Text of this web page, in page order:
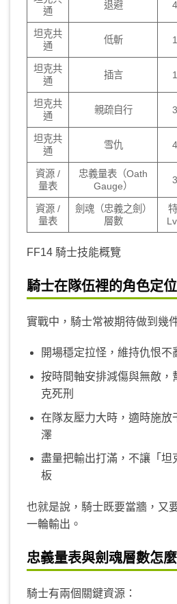
通
退避
坦克共
通
低斬
坦克共
通
插言
坦克共
通
親疏自行
坦克共
通
雪仇
資源 /
量表
忠義量表（Oath
Gauge）
資源 /
量表
劍魂（忠義之劍）
層數
FF14 騎士技能概覽
騎士在隊伍裡的角色定位
實戰中，騎士常被期待做到幾
開場穩定拉怪，維持仇恨不
按時間軸安排減傷與無敵，
克死刑
在隊友壓力大時，適時施放
澤
盡量把輸出打滿，不讓「坦
板
也就是說，騎士既要當牆，又
一輪輸出。
忠義量表與劍魂層數怎
騎士有兩個關鍵資源：